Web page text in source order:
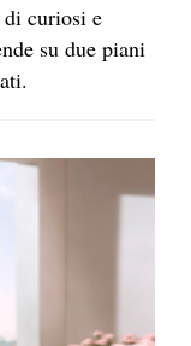
di curiosi e
su due piani